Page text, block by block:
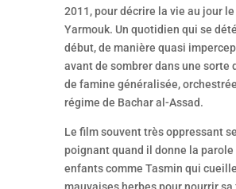
2011, pour décrire la vie au jour
Yarmouk. Un quotidien qui se
début, de manière quasi
avant de sombrer dans une sorte
de famine généralisée,
régime de Bachar al-Assad.
Le film souvent très oppressant
poignant quand il donne la parole
enfants comme Tasmin qui